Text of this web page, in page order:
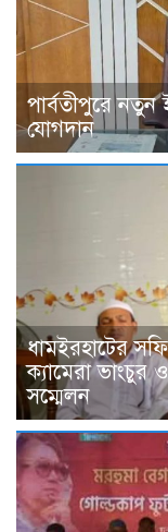
পার্বতীপুরে
যোগদান
ধামইরহাটের
ক্যামেরা ভাংচুর
সম্মেলন